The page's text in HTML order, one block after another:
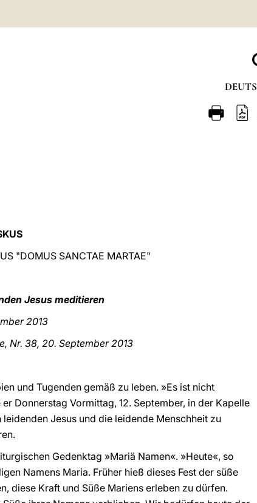
"DOMUS SANCTAE MARTAE"
Jesus meditieren
2013
Nr. 38, 20. September2013
und Tugenden gemäß zu leben. »Es ist nicht
Donnerstag Vormittag, 12. September, in der Kapelle
Jesus und die leidende Menschheit zu
Gedenktag »Mariä Namen«. »Heute«, so
Namens Maria. Früher hieß dieses Fest der süße
diese Kraft und Süße Mariens erleben zu dürfen.